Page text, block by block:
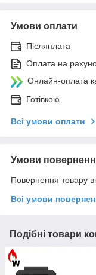
Умови оплати
Післяплата
Оплата на
Онлайн-оплата
Готівкою
Всі умови оплати
Умови
Повернення товару
Всі умови
Подібні товари